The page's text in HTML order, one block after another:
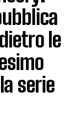
le
serie